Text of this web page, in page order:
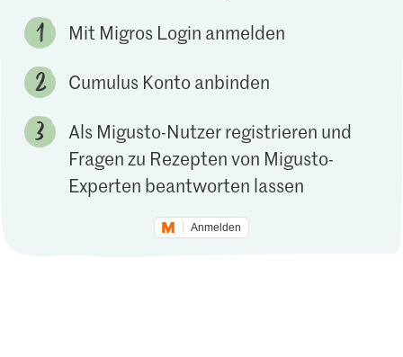
Mit Migros Login anmelden
Cumulus Konto anbinden
Als Migusto-Nutzer registrieren und
Fragen zu Rezepten von Migusto-
Experten beantworten lassen
Anmelden